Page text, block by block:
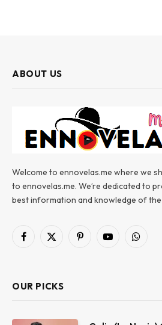
ABOUT US
Welcome to ennovelas.me where we
to ennovelas.me. We’re dedicated to
best information and knowledge of
Facebook
X
PinterestYouTube
OUR PICKS